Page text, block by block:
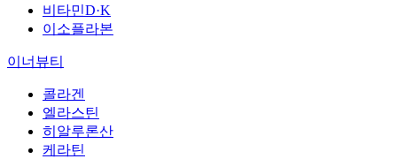
비타민D·K
이소플라본
이너뷰티
콜라겐
엘라스틴
히알루론산
케라틴